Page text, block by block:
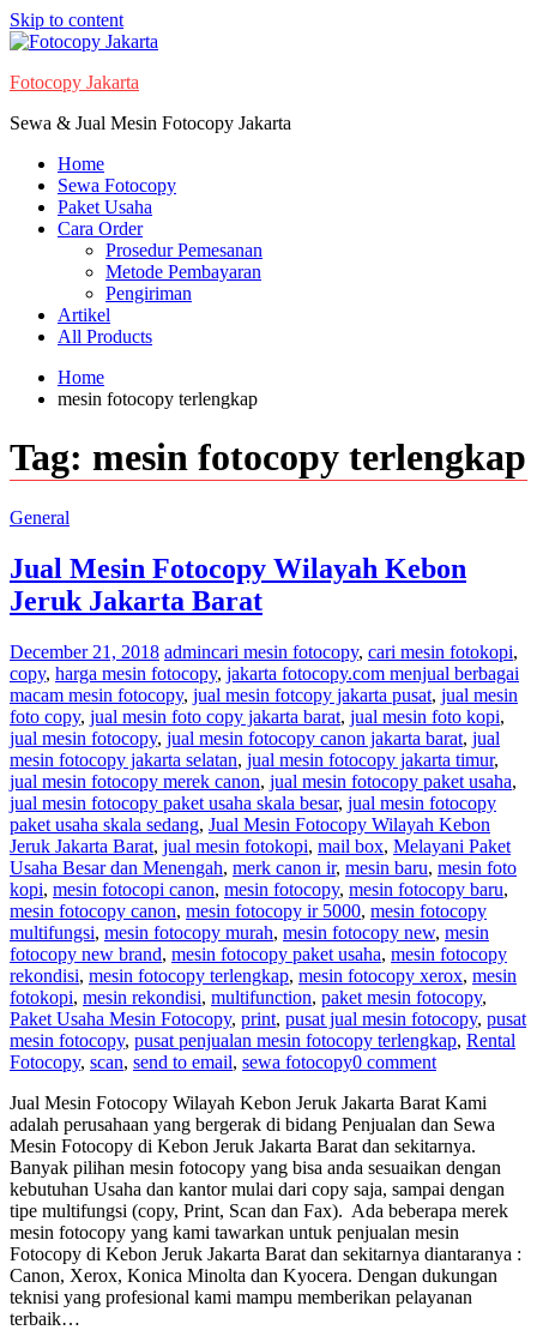
Skip to content
Fotocopy Jakarta
Sewa & Jual Mesin Fotocopy Jakarta
Home
Sewa Fotocopy
Paket Usaha
Cara Order
Prosedur Pemesanan
Metode Pembayaran
Pengiriman
Artikel
All Products
Home
mesin fotocopy terlengkap
Tag: mesin fotocopy terlengkap
General
Jual Mesin Fotocopy Wilayah Kebon
Jeruk Jakarta Barat
December 21, 2018 admincari mesin fotocopy, cari mesin fotokopi,
copy, harga mesin fotocopy, jakarta fotocopy.com menjual berbagai
macam mesin fotocopy, jual mesin fotcopy jakarta pusat, jual mesin
foto copy, jual mesin foto copy jakarta barat, jual mesin foto kopi,
jual mesin fotocopy, jual mesin fotocopy canon jakarta barat, jual
mesin fotocopy jakarta selatan, jual mesin fotocopy jakarta timur,
jual mesin fotocopy merek canon, jual mesin fotocopy paket usaha,
jual mesin fotocopy paket usaha skala besar, jual mesin fotocopy
paket usaha skala sedang, Jual Mesin Fotocopy Wilayah Kebon
Jeruk Jakarta Barat, jual mesin fotokopi, mail box, Melayani Paket
Usaha Besar dan Menengah, merk canon ir, mesin baru, mesin foto
kopi, mesin fotocopi canon, mesin fotocopy, mesin fotocopy baru,
mesin fotocopy canon, mesin fotocopy ir 5000, mesin fotocopy
multifungsi, mesin fotocopy murah, mesin fotocopy new, mesin
fotocopy new brand, mesin fotocopy paket usaha, mesin fotocopy
rekondisi, mesin fotocopy terlengkap, mesin fotocopy xerox, mesin
fotokopi, mesin rekondisi, multifunction, paket mesin fotocopy,
Paket Usaha Mesin Fotocopy, print, pusat jual mesin fotocopy, pusat
mesin fotocopy, pusat penjualan mesin fotocopy terlengkap, Rental
Fotocopy, scan, send to email, sewa fotocopy0 comment
Jual Mesin Fotocopy Wilayah Kebon Jeruk Jakarta Barat Kami
adalah perusahaan yang bergerak di bidang Penjualan dan Sewa
Mesin Fotocopy di Kebon Jeruk Jakarta Barat dan sekitarnya.
Banyak pilihan mesin fotocopy yang bisa anda sesuaikan dengan
kebutuhan Usaha dan kantor mulai dari copy saja, sampai dengan
tipe multifungsi (copy, Print, Scan dan Fax). Ada beberapa merek
mesin fotocopy yang kami tawarkan untuk penjualan mesin
Fotocopy di Kebon Jeruk Jakarta Barat dan sekitarnya diantaranya :
Canon, Xerox, Konica Minolta dan Kyocera. Dengan dukungan
teknisi yang profesional kami mampu memberikan pelayanan
terbaik…